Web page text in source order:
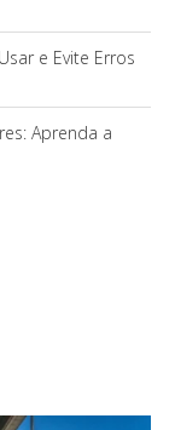
e Evite Erros
Aprenda a